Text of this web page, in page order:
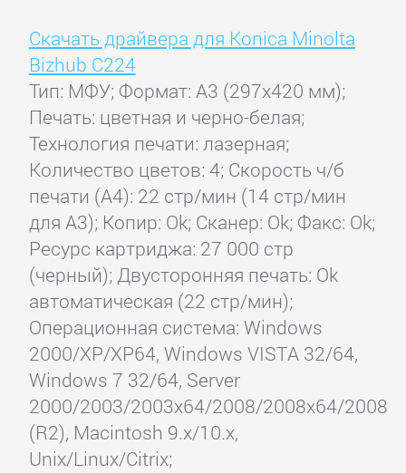
Скачать драйвера для Konica Minolta
Bizhub С224
Тип: МФУ; Формат: A3 (297x420 мм);
Печать: цветная и черно-белая;
Технология печати: лазерная;
Количество цветов: 4; Скорость ч/б
печати (А4): 22 стр/мин (14 стр/мин
для А3); Копир: Ok; Сканер: Ok; Факс: Ok;
Ресурс картриджа: 27 000 стр
(черный); Двусторонняя печать: Ok
автоматическая (22 стр/мин);
Операционная система: Windows
2000/XP/XP64, Windows VISTA 32/64,
Windows 7 32/64, Server
2000/2003/2003x64/2008/2008x64/2008
(R2), Macintosh 9.x/10.x,
Unix/Linux/Citrix;